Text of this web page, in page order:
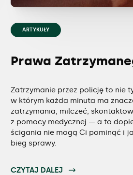
ARTYKUŁY
Prawa
Zatrzymanie przez policję to nie
w którym każda minuta ma
zatrzymania, milczeć,
z pomocy medycznej — a to
ścigania nie mogą Ci pominąć i
bieg sprawy.
CZYTAJ DALEJ